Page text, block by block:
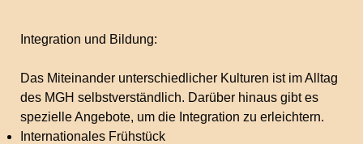
Integration und Bildung:
Das Miteinander unterschiedlicher Kulturen ist im Alltag
des MGH selbstverständlich. Darüber hinaus gibt es
spezielle Angebote, um die Integration zu erleichtern.
Internationales Frühstück